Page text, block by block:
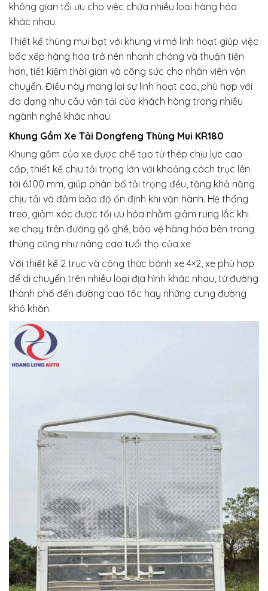
không gian tối ưu cho việc chứa nhiều loại hàng hóa
khác nhau.
Thiết kế thùng mui bạt với khung vỉ mở linh hoạt giúp việc
bốc xếp hàng hóa trở nên nhanh chóng và thuận tiện
hơn, tiết kiệm thời gian và công sức cho nhân viên vận
chuyển. Điều này mang lại sự linh hoạt cao, phù hợp với
đa dạng nhu cầu vận tải của khách hàng trong nhiều
ngành nghề khác nhau.
Khung Gầm Xe Tải Dongfeng Thùng Mui KR180
Khung gầm của xe được chế tạo từ thép chịu lực cao
cấp, thiết kế chịu tải trọng lớn với khoảng cách trục lên
tới 6.100 mm, giúp phân bổ tải trọng đều, tăng khả năng
chịu tải và đảm bảo độ ổn định khi vận hành. Hệ thống
treo, giảm xóc được tối ưu hóa nhằm giảm rung lắc khi
xe chạy trên đường gồ ghề, bảo vệ hàng hóa bên trong
thùng cũng như nâng cao tuổi thọ của xe
Với thiết kế 2 trục và công thức bánh xe 4×2, xe phù hợp
để di chuyển trên nhiều loại địa hình khác nhau, từ đường
thành phố đến đường cao tốc hay những cung đường
khó khăn.